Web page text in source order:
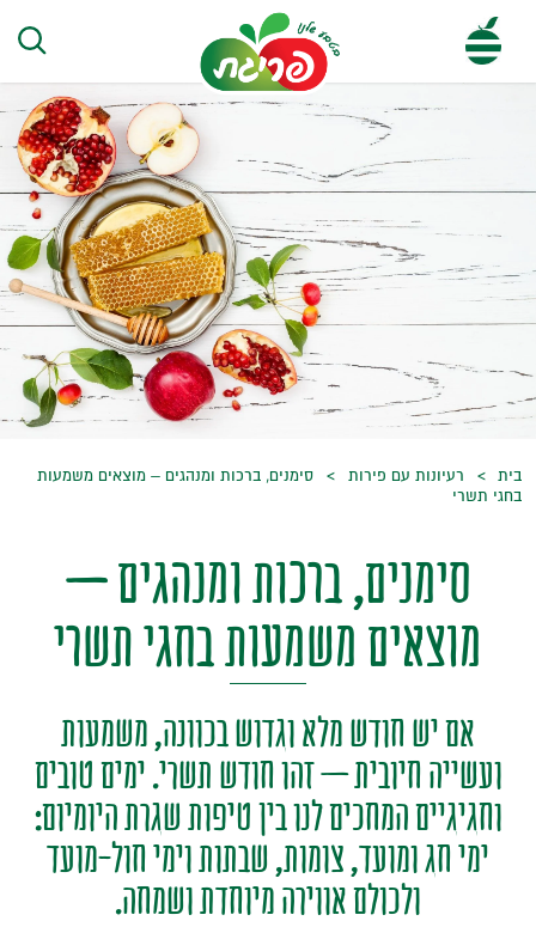
בית רעיונות עם פירות
סימנים, ברכות ומנהגים – מוצאים משמעות
בחגי תשרי
סימנים, ברכות ומנהגים –
מוצאים משמעות בחגי תשרי
אם יש חודש מלא וגדוש בכוונה, משמעות
ועשייה חיובית – זהו חודש תשרי. ימים טובים
וחגיגיים המחכים לנו בין טיפות שגרת היומיום:
ימי חג ומועד, צומות, שבתות וימי חול-מועד
ולכולם אווירה מיוחדת ושמחה.